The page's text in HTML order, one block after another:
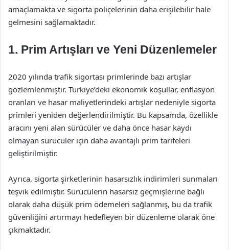
amaçlamakta ve sigorta poliçelerinin daha erişilebilir hale
gelmesini sağlamaktadır.
1. Prim Artışları ve Yeni Düzenlemeler
2020 yılında trafik sigortası primlerinde bazı artışlar
gözlemlenmiştir. Türkiye’deki ekonomik koşullar, enflasyon
oranları ve hasar maliyetlerindeki artışlar nedeniyle sigorta
primleri yeniden değerlendirilmiştir. Bu kapsamda, özellikle
aracını yeni alan sürücüler ve daha önce hasar kaydı
olmayan sürücüler için daha avantajlı prim tarifeleri
geliştirilmiştir.
Ayrıca, sigorta şirketlerinin hasarsızlık indirimleri sunmaları
teşvik edilmiştir. Sürücülerin hasarsız geçmişlerine bağlı
olarak daha düşük prim ödemeleri sağlanmış, bu da trafik
güvenliğini artırmayı hedefleyen bir düzenleme olarak öne
çıkmaktadır.